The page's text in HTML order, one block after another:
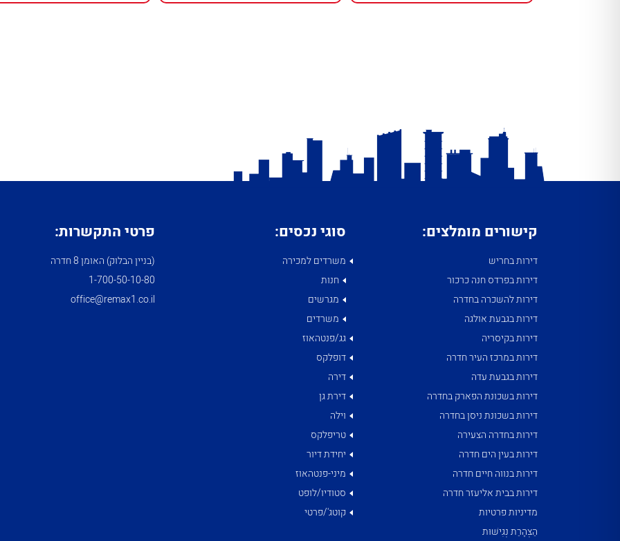
קישורים מומלצים:
דירות בחריש
דירות בפרדס חנה כרכור
דירות להשכרה בחדרה
דירות בגבעת אולגה
דירות בקיסריה
דירות במרכז העיר חדרה
דירות בגבעת עדה
דירות בשכונת הפארק בחדרה
דירות בשכונת ניסן בחדרה
דירות בחדרה הצעירה
דירות בעין הים חדרה
דירות בנווה חיים חדרה
דירות בבית אליעזר חדרה
מדיניות פרטיות
הַצְהָרַת נְגִישׁוּת
סוגי נכסים:
משרדים למכירה
חנות
מגרשים
משרדים
גג/פנטהאוז
דופלקס
דירה
דירת גן
וילה
טריפלקס
יחידת דיור
מיני-פנטהאוז
סטודיו/לופט
קוטג'/פרטי
פרטי התקשרות:
(בניין הבלוק) האומן 8 חדרה
1­-700­-50-­10-­80
office@remax1.co.il